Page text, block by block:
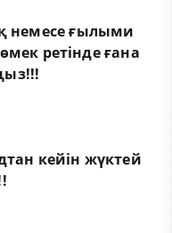
немесеғылыми
ретінде ғана
кейін жүктей